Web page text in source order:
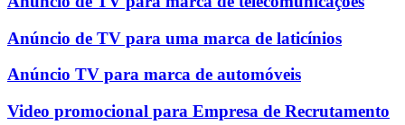
Anúncio de TV para uma marca de laticínios
Anúncio TV para marca de automóveis
Video promocional para Empresa de Recrutamento